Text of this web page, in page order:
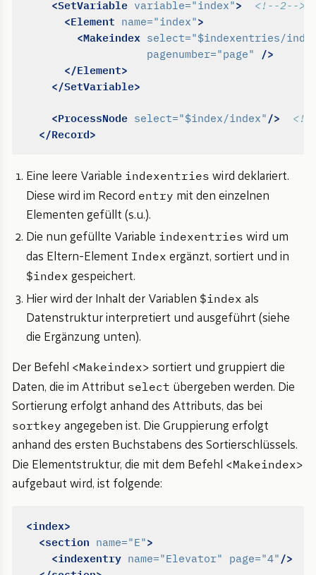
<SetVariable variable="index"> <!--2-->
<Element name="index">
<Makeindex select="$indexentries/
pagenumber="page" />
</Element>
</SetVariable>
<ProcessNode select="$index/index"/>
</Record>
Eine leere Variable indexentries wird deklariert.
Diese wird im Record entry mit den einzelnen
Elementen gefüllt (s.u.).
Die nun gefüllte Variable indexentries wird um
das Eltern-Element Index ergänzt, sortiert und in
$index gespeichert.
Hier wird der Inhalt der Variablen $index als
Datenstruktur interpretiert und ausgeführt (siehe
die Ergänzung unten).
Der Befehl <Makeindex> sortiert und gruppiert die
Daten, die im Attribut select übergeben werden. Die
Sortierung erfolgt anhand des Attributs, das bei
sortkey angegeben ist. Die Gruppierung erfolgt
anhand des ersten Buchstabens des Sortierschlüssels.
Die Elementstruktur, die mit dem Befehl <Makeindex>
aufgebaut wird, ist folgende:
<index>
<section name="E">
<indexentry name="Elevator" page="4"/>